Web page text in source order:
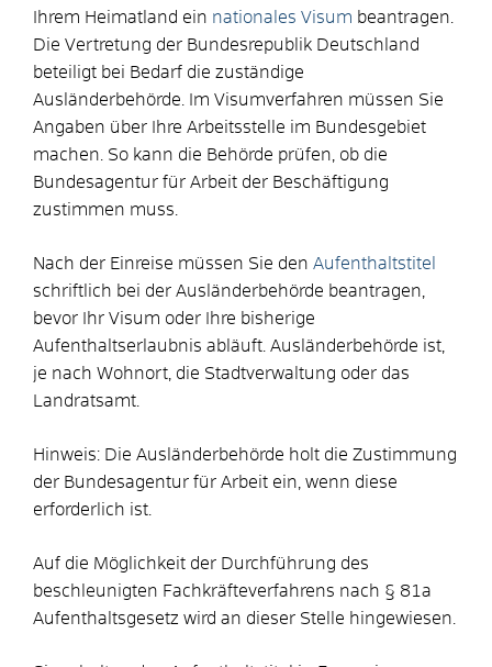
Ihrem Heimatland ein nationales Visum beantragen.
Die Vertretung der Bundesrepublik Deutschland
beteiligt bei Bedarf die zuständige
Ausländerbehörde.
Im Visumverfahren müssen Sie
Angaben über Ihre Arbeitsstelle im Bundesgebiet
machen. So kann die Behörde prüfen, ob die
Bundesagentur für Arbeit der Beschäftigung
zustimmen muss.
Nach der Einreise müssen Sie den Aufenthaltstitel
schriftlich bei der Ausländerbehörde beantragen,
bevor Ihr Visum oder Ihre bisherige
Aufenthaltserlaubnis abläuft. Ausländerbehörde ist,
je nach Wohnort, die Stadtverwaltung oder das
Landratsamt.
Hinweis: Die Ausländerbehörde holt die Zustimmung
der Bundesagentur für Arbeit ein, wenn diese
erforderlich ist.
Auf die Möglichkeit der Durchführung des
beschleunigten Fachkräfteverfahrens nach § 81a
Aufenthaltsgesetz wird an dieser Stelle hingewiesen.